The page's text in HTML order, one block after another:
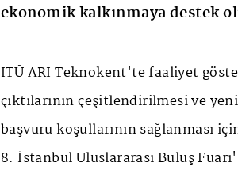
ekonomik kalkınmaya destek
İTÜ ARI Teknokent'te faaliyet
çıktılarının çeşitlendirilmesi ve
başvuru koşullarının sağlanması
8. İstanbul Uluslararası Buluş